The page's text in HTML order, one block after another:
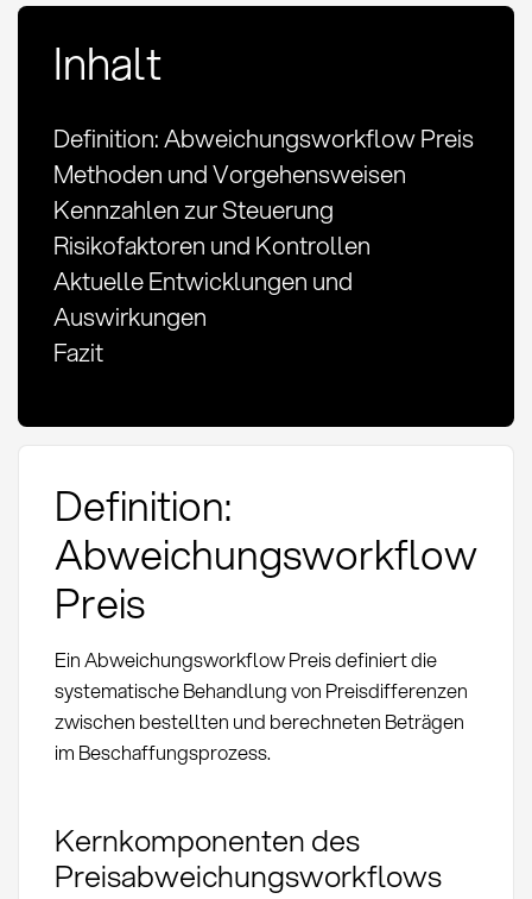
Inhalt
Definition: Abweichungsworkflow Preis
Methoden und Vorgehensweisen
Kennzahlen zur Steuerung
Risikofaktoren und Kontrollen
Aktuelle Entwicklungen und
Auswirkungen
Fazit
Definition:
Abweichungsworkflow
Preis
Ein Abweichungsworkflow Preis definiert die
systematische Behandlung von Preisdifferenzen
zwischen bestellten und berechneten Beträgen
im Beschaffungsprozess.
Kernkomponenten des
Preisabweichungsworkflows